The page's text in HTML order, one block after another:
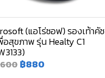
(แอโร่ซอฟ) รองเท้าคัช
อสุขภาพ รุ่น Healty C1
฿880